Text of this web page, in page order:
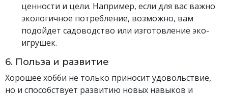
ценности и цели. Например, если для вас важно
экологичное потребление, возможно, вам
подойдет садоводство или изготовление эко-
игрушек.
6. Польза и развитие
Хорошее хобби не только приносит удовольствие,
но и способствует развитию новых навыков и